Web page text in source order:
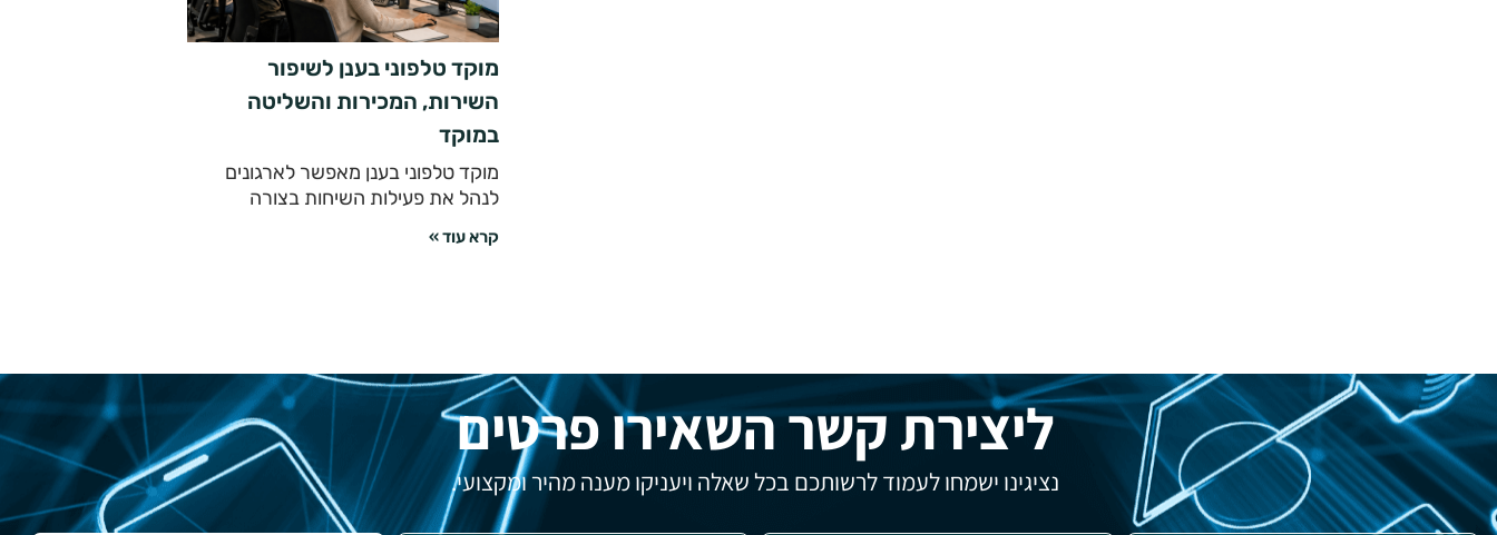
מוקד טלפוני בענן לשיפור
השירות, המכירות והשליטה
במוקד
מוקד טלפוני בענן מאפשר לארגונים
לנהל את פעילות השיחות בצורה
קרא עוד »
ליצירת קשר השאירו פרטים
נציגינו ישמחו לעמוד לרשותכם בכל שאלה ויעניקו מענה מהיר ומקצועי.